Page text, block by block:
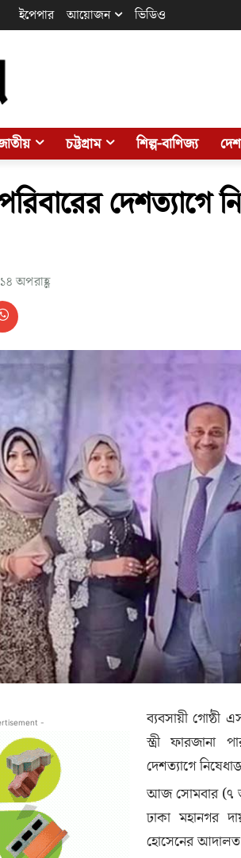
ইপেপার আয়োজন ভিডিও
চট্টগ্রাম শিল্প-বাণিজ্য
দেশত্যাগে
অপরাহ্ণ
-
ব্যবসায়ী
স্ত্রী ফারজানা
দেশত্যাগে
আজ সোমবার (৭
ঢাকা মহানগর
হোসেনের